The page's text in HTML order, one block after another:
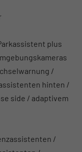
plus
/
hinten /
side / adaptivem
/